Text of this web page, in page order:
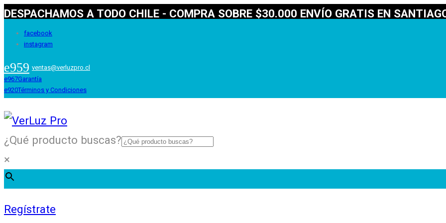
DESPACHAMOS A TODO CHILE - COMPRA SOBRE $30.000 ENVÍO GRATIS EN
facebook
instagram
ventas@verluzpro.cl
Garantía
Términos y Condiciones
¿Qué producto buscas?
×
Regístrate